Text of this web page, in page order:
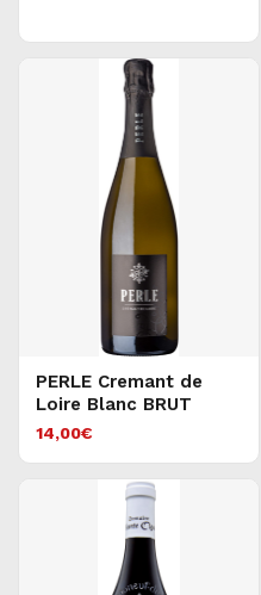
PERLE Cremant de
Loire Blanc BRUT
14,00€